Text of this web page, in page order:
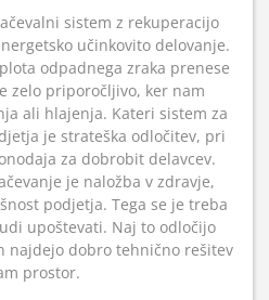
sistem z rekuperacijo
učinkovito delovanje.
odpadnega zraka prenese
zelo priporočljivo, ker nam
ali hlajenja. Kateri sistem za
je strateška odločitev, pri
za dobrobit delavcev.
je naložba v zdravje,
podjetja. Tega se je treba
upoštevati. Naj to odločijo
najdejo dobro tehnično rešitev
prostor.